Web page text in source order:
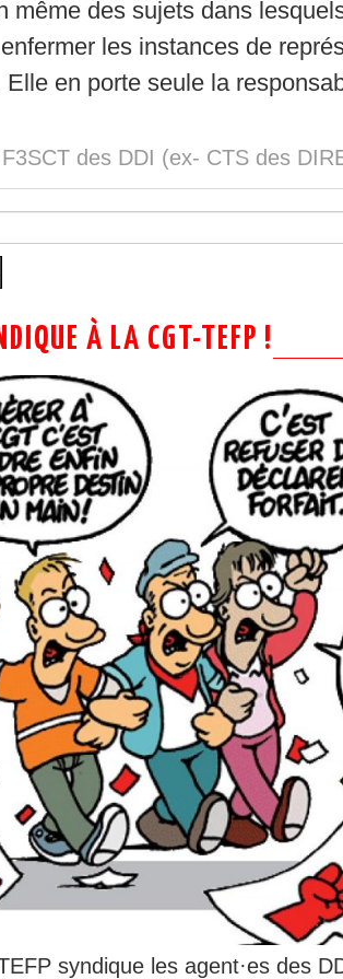
même des sujets dans
les instances de
Elle en porte seule la
des DDI (ex- CTS des
À LA CGT-TEFP !
syndique les agent·es des